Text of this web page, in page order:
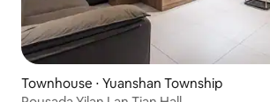
Townhouse ⋅ Yuanshan Township